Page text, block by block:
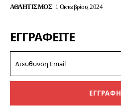
ΑΘΛΗΤΙΣΜΌΣ 1 Οκτωβρίου, 2024
ΕΓΓΡΑΦΕΊΤΕ
ΕΓΓΡΑΦΗ